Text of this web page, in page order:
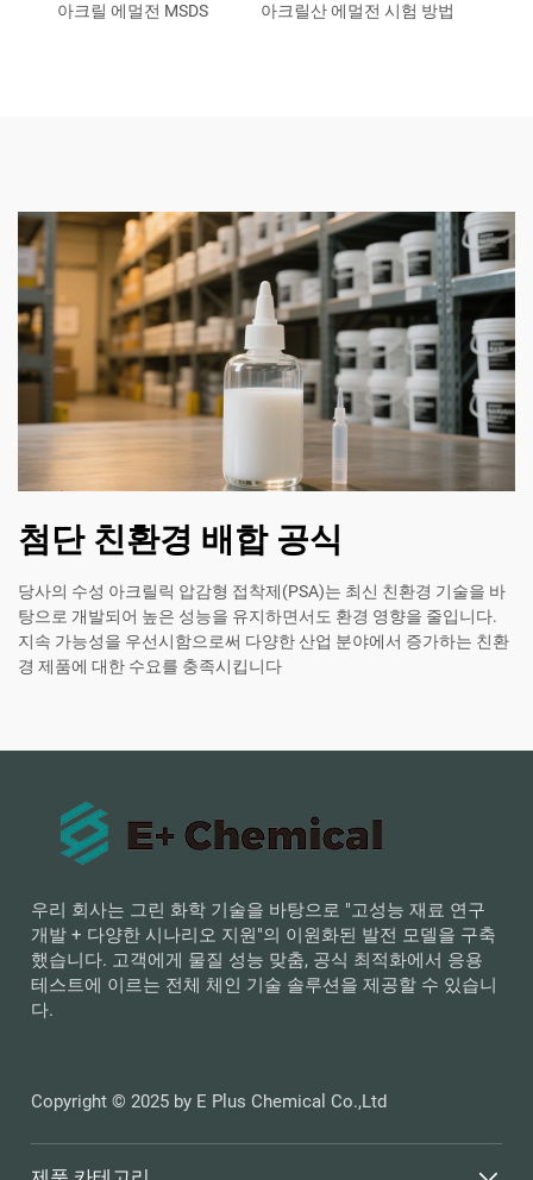
아크릴 에멀전 MSDS 아크릴산 에멀전 시험 방법
첨단 친환경 배합 공식
당사의 수성 아크릴릭 압감형 접착제(PSA)는 최신 친환경 기술을 바
탕으로 개발되어 높은 성능을 유지하면서도 환경 영향을 줄입니다.
지속 가능성을 우선시함으로써 다양한 산업 분야에서 증가하는 친환
경 제품에 대한 수요를 충족시킵니다
우리 회사는 그린 화학 기술을 바탕으로 "고성능 재료 연구
개발 + 다양한 시나리오 지원"의 이원화된 발전 모델을 구축
했습니다. 고객에게 물질 성능 맞춤, 공식 최적화에서 응용
테스트에 이르는 전체 체인 기술 솔루션을 제공할 수 있습니
다.
Copyright © 2025 by E Plus Chemical Co.,Ltd